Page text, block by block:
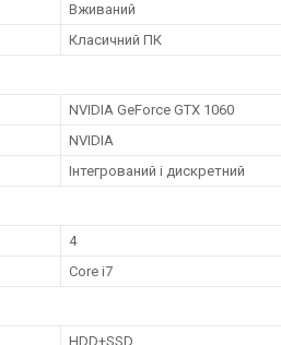
Вживаний
Класичний ПК
NVIDIA GeForce GTX 1060
NVIDIA
Інтегрований і дискретний
4
Core i7
HDD+SSD